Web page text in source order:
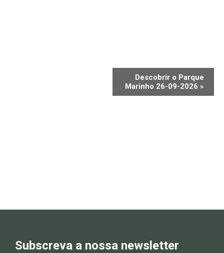
Descobrir o Parque
Marinho 26-09-2026 »
Subscreva a nossa newsletter